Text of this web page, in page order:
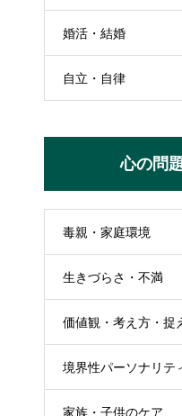
婚活・結婚
自立・自律
心の問
毒親・家庭環境
生きづらさ・不満
価値観・考え方・捉
境界性パーソナリテ
家族・子供のケア